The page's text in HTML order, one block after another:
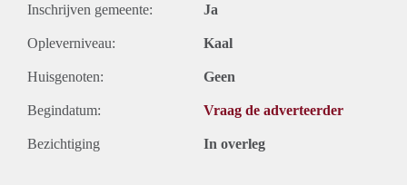
Inschrijven gemeente: Ja
Opleverniveau: Kaal
Huisgenoten: Geen
Begindatum: Vraag de adverteerder
Bezichtiging In overleg